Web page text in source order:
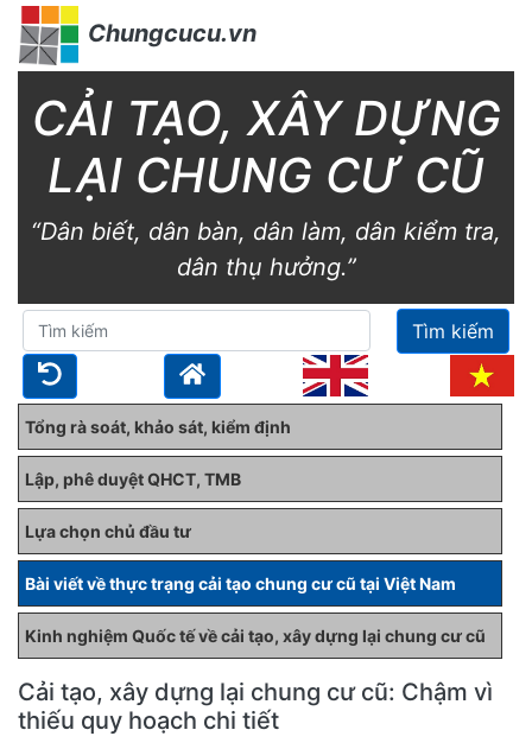
Chungcucu.vn
CẢI TẠO, XÂY DỰNG
LẠI CHUNG CƯ CŨ
“Dân biết, dân bàn, dân làm, dân kiểm tra,
dân thụ hưởng.”
Tìm kiếm
Tổng rà soát, khảo sát, kiểm định
Lập, phê duyệt QHCT, TMB
Lựa chọn chủ đầu tư
Bài viết về thực trạng cải tạo chung cư cũ tại Việt Nam
Kinh nghiệm Quốc tế về cải tạo, xây dựng lại chung cư cũ
Cải tạo, xây dựng lại chung cư cũ: Chậm vì
thiếu quy hoạch chi tiết